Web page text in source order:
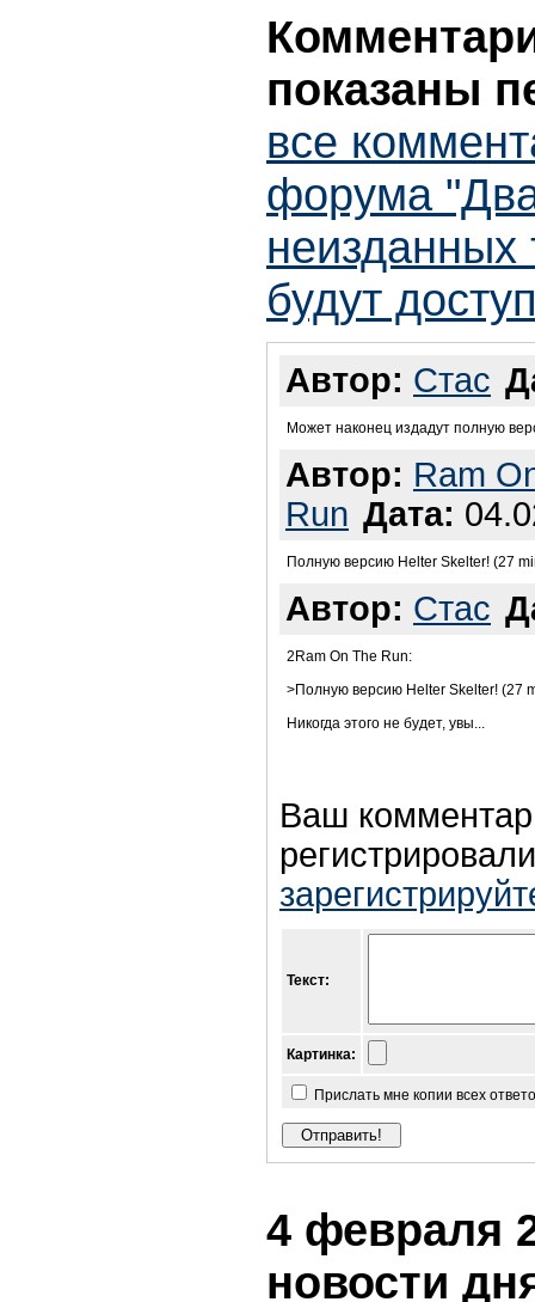
показаны
все
форума
неизданных
будут
Автор: Стас
Может наконец издадут полную
Автор: Ram
Run Дата:
Полную версию Helter Skelter! (27
Автор: Стас
2Ram On The Run:
>Полную версию Helter Skelter! (27
Никогда этого не будет, увы...
Ваш
Текст:
Картинка:
Прислать мне копии всех
4 февраля
новости